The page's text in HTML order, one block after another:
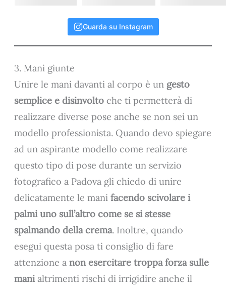
Guarda su Instagram
3. Mani giunte
Unire le mani davanti al corpo è un gesto
semplice e disinvolto che ti permetterà di
realizzare diverse pose anche se non sei un
modello professionista. Quando devo spiegare
ad un aspirante modello come realizzare
questo tipo di pose durante un servizio
fotografico a Padova gli chiedo di unire
delicatamente le manifacendo scivolare i
palmi uno sull’altro come se si stesse
spalmando della crema. Inoltre, quando
esegui questa posa ti consiglio di fare
attenzione anon esercitare troppa forza sulle
manialtrimenti rischi di irrigidire anche il